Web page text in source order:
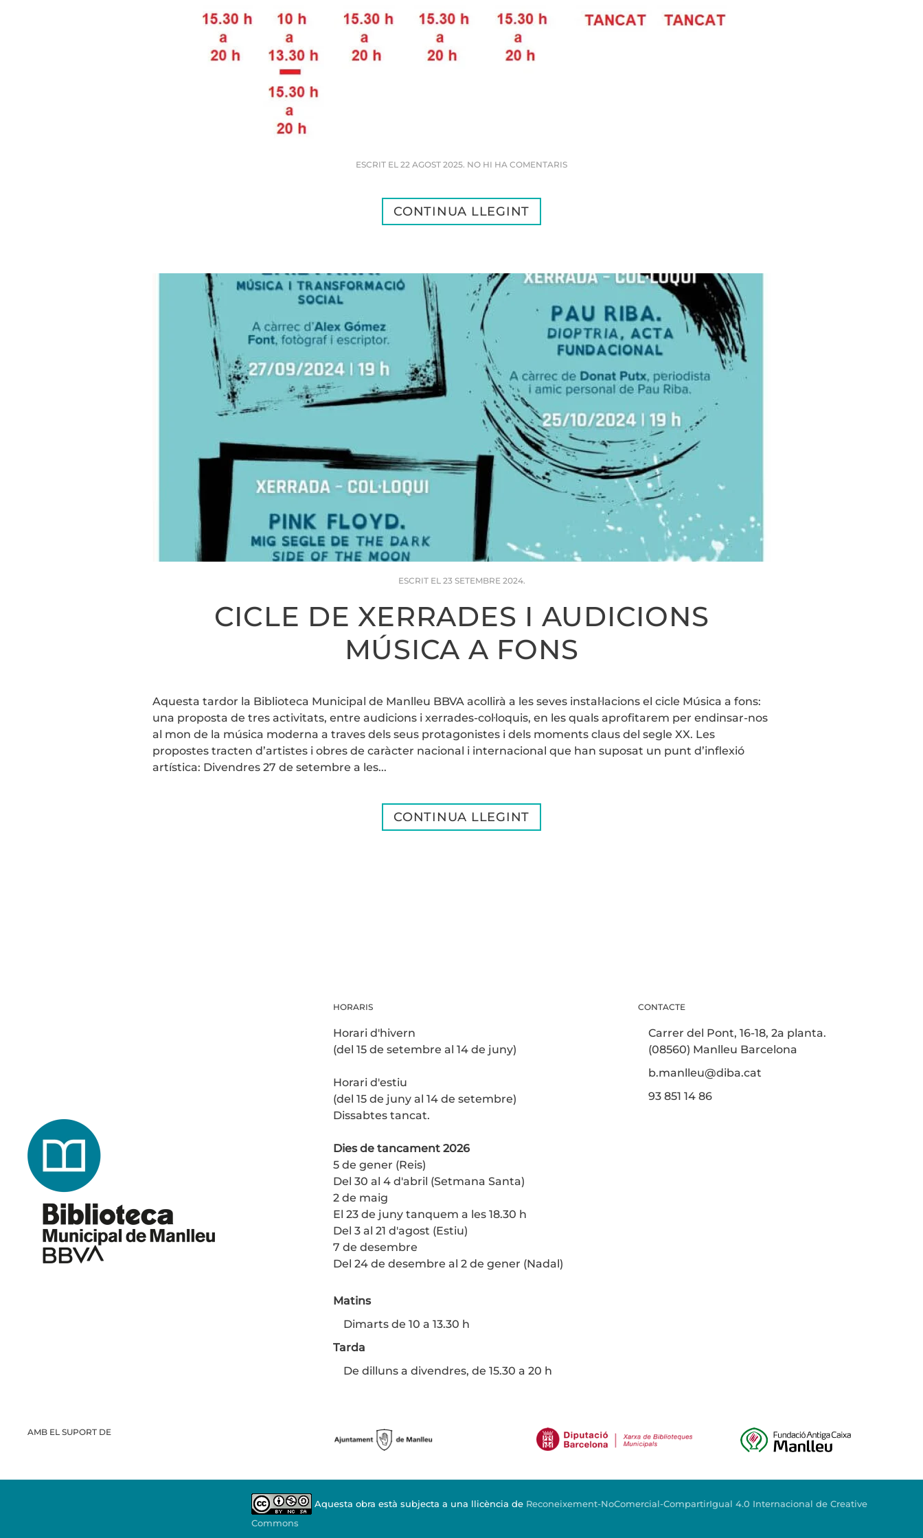
ESCRIT EL 22 AGOST 2025. NO HI HA COMENTARISA
CONTINUA LLEGINT
ESCRIT EL 23 SETEMBRE 2024.
CICLE DE XERRADES I AUDICIONS
MÚSICA A FONS
Aquesta tardor la Biblioteca Municipal de Manlleu BBVA acollirà a les seves instal·lacions el cicle Música a fons:
una proposta de tres activitats, entre audicions i xerrades-col·loquis, en les quals aprofitarem per endinsar-nos
al mon de la música moderna a traves dels seus protagonistes i dels moments claus del segle XX. Les
propostes tracten d’artistes i obres de caràcter nacional i internacional que han suposat un punt d’inflexió
artística: Divendres 27 de setembre a les...
CONTINUA LLEGINT
HORARIS
Horari d'hivern
(del 15 de setembre al 14 de juny)
Horari d'estiu
(del 15 de juny al 14 de setembre)
Dissabtes tancat.
Dies de tancament 2026
5 de gener (Reis)
Del 30 al 4 d'abril (Setmana Santa)
2 de maig
El 23 de juny tanquem a les 18.30 h
Del 3 al 21 d'agost (Estiu)
7 de desembre
Del 24 de desembre al 2 de gener (Nadal)
Matins
Dimarts de 10 a 13.30 h
Tarda
De dilluns a divendres, de 15.30 a 20 h
CONTACTE
Carrer del Pont, 16-18, 2a planta.
(08560) Manlleu Barcelona
b.manlleu@diba.cat
93 851 14 86
AMB EL SUPORT DE
Aquesta obra està subjecta a una llicència de Reconeixement-NoComercial-CompartirIgual 4.0 Internacional de Creative
Commons